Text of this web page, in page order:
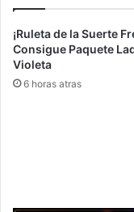
¡Ruleta de la Suerte
Consigue Paquete
Violeta
6 horas atras